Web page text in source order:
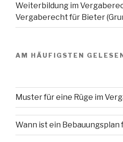
Weiterbildung im
Vergaberecht für Bieter
AM HÄUFIGSTEN
Muster für eine Rüge im
Wann ist ein Bebauungsplan